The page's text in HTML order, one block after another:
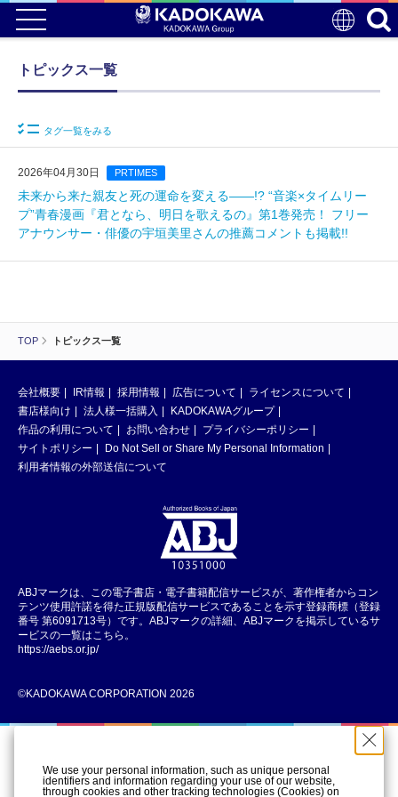
TOP トピックス一覧
トピックス一覧
タグ一覧をみる
2026年04月30日 PRTIMES
未来から来た親友と死の運命を変える――!? “音楽×タイムリー
プ”青春漫画『君となら、明日を歌えるの』第1巻発売！ フリー
アナウンサー・俳優の宇垣美里さんの推薦コメントも掲載!!
会社概要 IR情報 採用情報 広告について
ライセンスについて
書店様向け
法人様一括購入
KADOKAWAグループ
作品の利用について
お問い合わせ
プライバシーポリシー
サイトポリシー
Do Not Sell or Share My Personal Information
利用者情報の外部送信について
ABJマークは、この電子書店・電子書籍配信サービスが、著作権者からコン
テンツ使用許諾を得た正規版配信サービスであることを示す登録商標（登録
番号 第6091713号）です。ABJマークの詳細、ABJマークを掲示しているサ
ービスの一覧はこちら。
https://aebs.or.jp/
©KADOKAWA CORPORATION 2026
We use your personal information, such as unique personal
identifiers and information regarding your use of our website,
through cookies and other tracking technologies (Cookies) on